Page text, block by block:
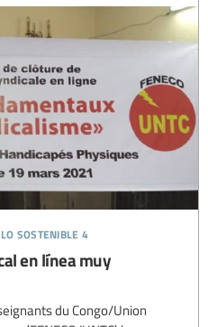
sostenible 4
en línea muy
du Congo/Union